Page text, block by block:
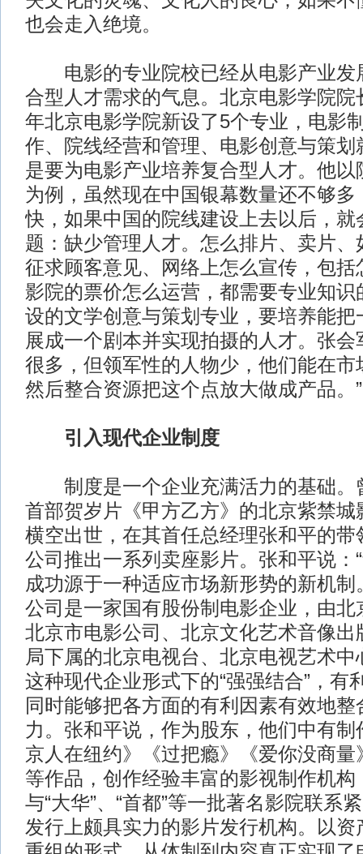
也会走入绝境。
电影的专业院校已经从电影产业发
合型人才需求的气息。北京电影学院院
年北京电影学院新设了5个专业，电影
作、院线经营和管理、电影创意与策划
是要为电影产业培养复合型人才。他以
为例，虽然现在中国银幕数量还不够多
快，如果中国的院线建设上去以后，就
题：缺少管理人才。怎么排片、卖片、
征求顾客意见、网络上怎么宣传，包括
影院的票价怎么运营，都需要专业知识
设的文学创意与策划专业，要培养能把
展成一个剧本并实现拍摄的人才。张会
很多，但领军性的人物少，他们能在市
然后整合资源把这个点放大做成产品。”
引入现代企业制度
制度是一个企业充满活力的基础。
首部贺岁片《甲方乙方》的北京紫禁城
横空出世，在其首任总经理张和平的带
公司推出一系列卖座影片。张和平说：
成功源于一种适应市场新形势的新机制
公司是一家国有股份制电影企业，由北
北京市电影公司、北京文化艺术音像出
局下属的北京电视台、北京电视艺术
这种现代企业形式下的“强强结合”，有
同时能够把各方面的有利因素有效地
力。张和平说，作为股东，他们中有
京人在纽约》《过把瘾》《爱你没商量
等作品，创作经验丰富的影视制作机构
与“大华”、“首都”等一批著名影院联系
发行上颇具实力的影片发行机构。以资